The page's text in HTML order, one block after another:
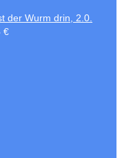
der Wurm drin, 2.0.
€